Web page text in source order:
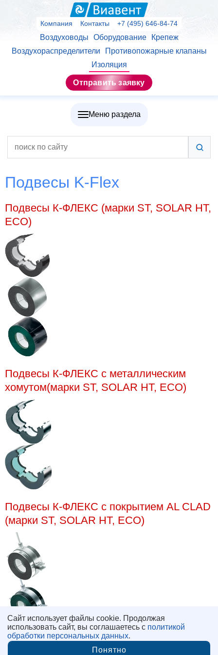
Компания Контакты +7 (495) 646-84-74
Воздуховоды Оборудование
Крепеж
Воздухораспределители
Противопожарные клапаны
Изоляция
Отправить заявку
Меню раздела
Подвесы K-Flex
Подвесы К-ФЛЕКС (марки ST, SOLAR HT,
ECO)
Подвесы К-ФЛЕКС с металлическим
хомутом(марки ST, SOLAR HT, ECO)
Подвесы К-ФЛЕКС с покрытием AL CLAD
(марки ST, SOLAR HT, ECO)
Политика конфиденциальности
Сайт использует файлы cookie. Продолжая
использовать сайт, вы соглашаетесь с политикой
обработки персональных данных.
Понятно